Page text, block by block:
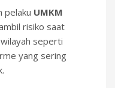
pelaku UMKM
risiko saat
seperti
yang sering